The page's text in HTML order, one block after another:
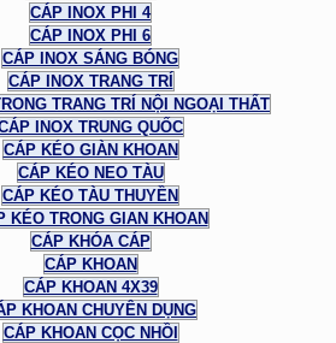
CÁP INOX PHI 4
CÁP INOX PHI 6
CÁP INOX SÁNG BÓNG
CÁP INOX TRANG TRÍ
TRANG TRÍ NỘI NGOẠI THẤT
INOX TRUNG QUỐC
CÁP KÉO GIÀN KHOAN
CÁP KÉO NEO TÀU
CÁP KÉO TÀU THUYỀN
KÉO TRONG GIAN KHOAN
CÁP KHÓA CÁP
CÁP KHOAN
CÁP KHOAN 4X39
KHOAN CHUYÊN DỤNG
CÁP KHOAN CỌC NHỒI